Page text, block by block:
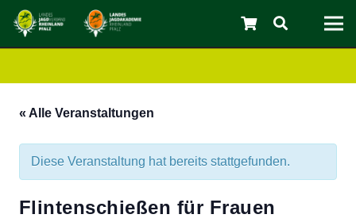
« Alle Veranstaltungen
Diese Veranstaltung hat bereits stattgefunden.
Flintenschießen für Frauen